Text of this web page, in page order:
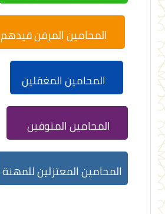
المحامين المرقن قيدهم
المحامين المغفلين
المحامين المتوفين
المحامين المعتزلين للمهنة